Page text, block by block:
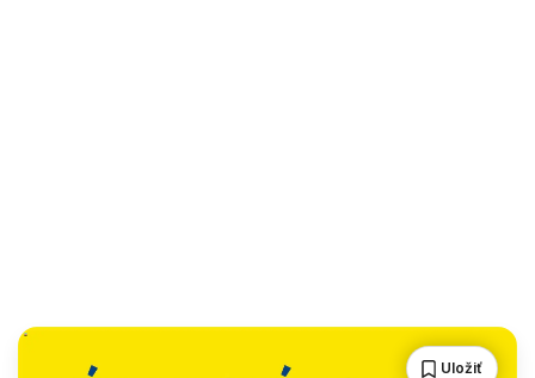
Uložiť